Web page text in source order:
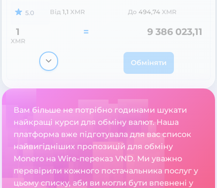
5.0 Від 1,1 XMR До 494,74 XMR
1
XMR
= 9 386 023,11
Обміняти
Вам більше не потрібно годинами шукати
найкращі курси для обміну валют. Наша
платформа вже підготувала для вас список
найвигідніших пропозицій для обміну
Monero на Wire-переказ VND. Ми уважно
перевірили кожного постачальника послуг у
цьому списку, аби ви могли бути впевнені у